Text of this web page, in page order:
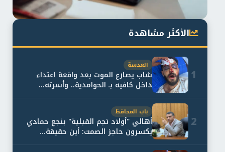
الأكثر مشاهدة
1
العدسة
شاب يصارع الموت بعد واقعة اعتداء
داخل كافيه بـ الحوامدية.. وأسرته...
2
باب المحافظ
أهالي "أولاد نجم القبلية" بنجع حمادي
يكسرون حاجز الصمت: أين حقيقة...